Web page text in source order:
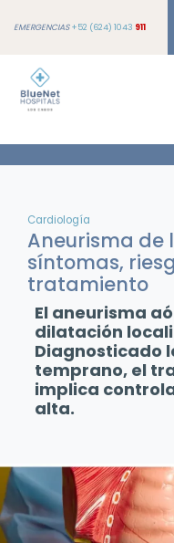
EMERGENCIAS+52 (624) 1043 911
Cardiología
Aneurisma de
síntomas,
tratamiento
El aneurisma
dilatación
Diagnosticado
temprano, el
implica
alta.